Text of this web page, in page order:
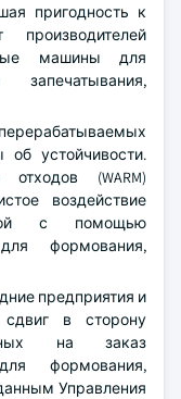
пригодность к
машины для
об устойчивости.
(WARM)
воздействие
с помощью
формования,
предприятия и
в сторону
на заказ
формования,
Управления